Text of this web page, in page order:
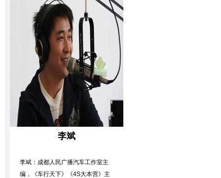
李斌
李斌：成都人民广播汽车工作室主
编，《车行天下》《4S大本营》主